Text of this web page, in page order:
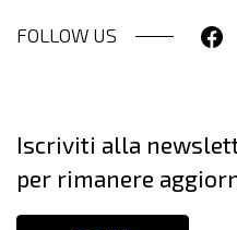
FOLLOW US
Iscriviti alla
per rimanere